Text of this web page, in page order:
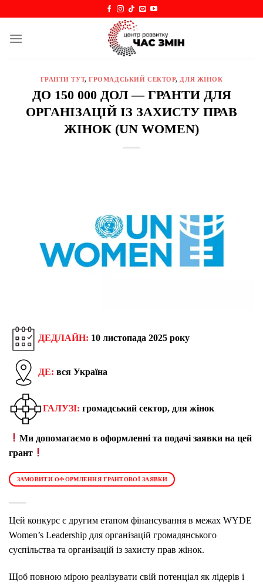
content
ГРАНТИ ТУТ,ГРОМАДСЬКИЙ СЕКТОР, ДЛЯ ЖІНОК
ДО 150 000 ДОЛ — ГРАНТИ ДЛЯ
ОРГАНІЗАЦІЙ ІЗ ЗАХИСТУ ПРАВ
ЖІНОК (UN WOMEN)
ДЕДЛАЙН: 10 листопада 2025 року
ДЕ: вся Україна
ГАЛУЗІ: громадський сектор, для жінок
Ми допомагаємо в оформленні та подачі заявки на цей
грант
ЗАМОВИТИ ОФОРМЛЕННЯ ГРАНТОВОЇ ЗАЯВКИ
Цей конкурс є другим етапом фінансування в межах WYDE
Women’s Leadership для організацій громадянського
суспільства та організацій із захисту прав жінок.
Щоб повною мірою реалізувати свій потенціал як лідерів і